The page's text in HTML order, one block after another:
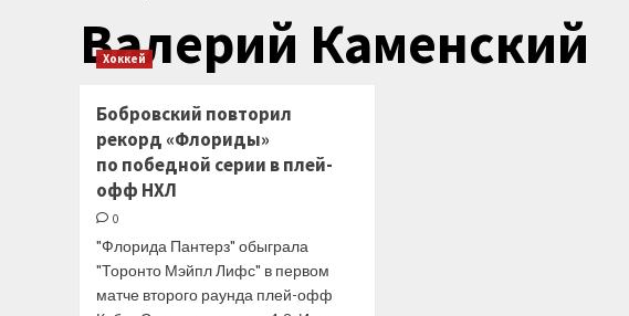
Валерий Каменский
Хоккей
Бобровский повторил
рекорд «Флориды»
по победной серии в плей-
офф НХЛ
0
"Флорида Пантерз" обыграла
"Торонто Мэйпл Лифс" в первом
матче второго раунда плей-офф